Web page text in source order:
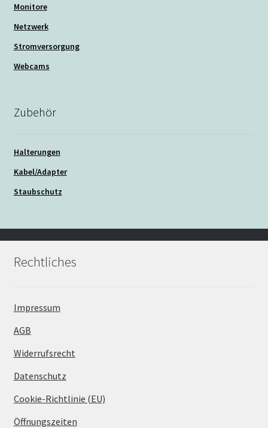
Monitore
Netzwerk
Stromversorgung
Webcams
Zubehör
Halterungen
Kabel/Adapter
Staubschutz
Rechtliches
Impressum
AGB
Widerrufsrecht
Datenschutz
Cookie-Richtlinie (EU)
Öffnungszeiten